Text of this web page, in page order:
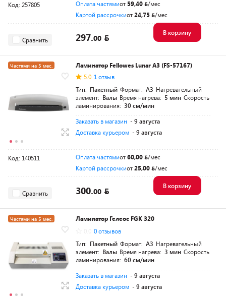
Код: 257805 Оплата частямиот 59,40
/мес
Картой рассрочкиот24,75 /мес
Сравнить 297.00
В корзину
Частями на 5 мес.
Ламинатор Fellowes Lunar A3 (FS-57167)
5.0 1 отзыв
Тип: Пакетный Формат: A3 Нагревательный
элемент: Валы Время нагрева: 5 мин Скорость
ламинирования: 30 см/мин
Заказать в магазин - 9 августа
Доставка курьером - 9 августа
Код: 140511 Оплата частямиот60,00
/мес
Картой рассрочкиот25,00 /мес
Сравнить 300.00
В корзину
Частями на 5 мес.
Ламинатор Гелеос FGK 320
0 отзывов
Тип: Пакетный Формат: A3 Нагревательный
элемент: Валы Время нагрева: 3 мин Скорость
ламинирования: 60 см/мин
Заказать в магазин - 9 августа
Доставка курьером - 9 августа